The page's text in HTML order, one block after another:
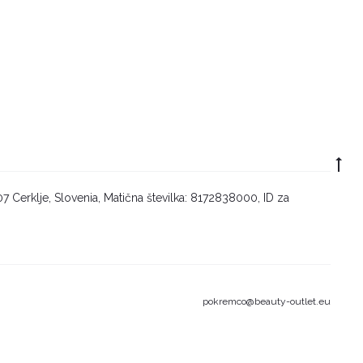
Cerklje, Slovenia, Matična številka: 8172838000, ID za
pokremco@beauty-outlet.eu